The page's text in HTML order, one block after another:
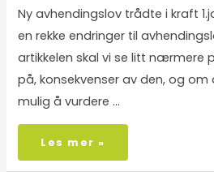
Ny avhendingslov trådte i kraft
en rekke endringer til
artikkelen skal vi se litt nærmere
på, konsekvenser av den, og
mulig å vurdere …
Les mer »